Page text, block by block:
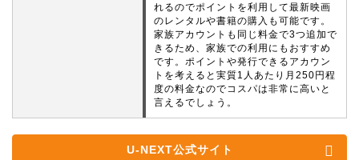
れるのでポイントを利用して最新映画
のレンタルや書籍の購入も可能です。
家族アカウントも同じ料金で3つ追加で
きるため、家族での利用にもおすすめ
です。ポイントや発行できるアカウン
トを考えると実質1人あたり月250円程
度の料金なのでコスパは非常に高いと
言えるでしょう。
U-NEXT公式サイト